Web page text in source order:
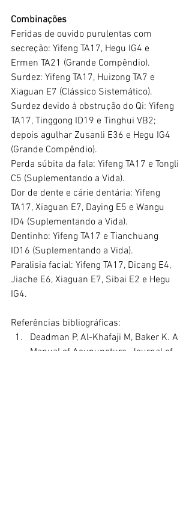
Combinações
Feridas de ouvido purulentas com
secreção: Yifeng TA17, Hegu IG4 e
Ermen TA21 (Grande Compêndio).
Surdez: Yifeng TA17, Huizong TA7 e
Xiaguan E7 (Clássico Sistemático).
Surdez devido à obstrução do Qi: Yifeng
TA17, Tinggong ID19 e Tinghui VB2;
depois agulhar Zusanli E36 e Hegu IG4
(Grande Compêndio).
Perda súbita da fala: Yifeng TA17 e Tongli
C5 (Suplementando a Vida).
Dor de dente e cárie dentária: Yifeng
TA17, Xiaguan E7, Daying E5 e Wangu
ID4 (Suplementando a Vida).
Dentinho: Yifeng TA17 e Tianchuang
ID16 (Suplementando a Vida).
Paralisia facial: Yifeng TA17, Dicang E4,
Jiache E6, Xiaguan E7, Sibai E2 e Hegu
IG4.
Referências bibliográficas:
Deadman P, Al-Khafaji M, Baker K. A
Manual of Acupuncture. Journal of